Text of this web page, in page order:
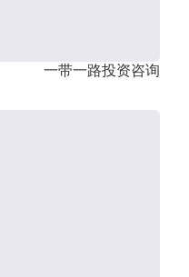
一带一路投资咨询